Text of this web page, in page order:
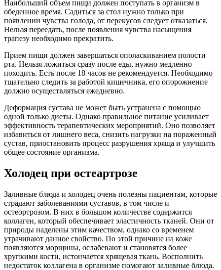
Наибольший объем пищи должен поступать в организм в
обеденное время. Садиться за стол нужно только при
появлении чувства голода, от перекусов следует отказаться.
Нельзя переедать, после появления чувства насыщения
трапезу необходимо прекратить.
Прием пищи должен завершаться ополаскиванием полости
рта. Нельзя ложиться сразу после еды, нужно медленно
походить. Есть после 18 часов не рекомендуется. Необходимо
тщательно следить за работой кишечника, его опорожнение
должно осуществляться ежедневно.
Деформация сустава не может быть устранена с помощью
одной только диеты. Однако правильное питание усиливает
эффективность терапевтических мероприятий. Оно позволяет
избавиться от лишнего веса, снизить нагрузки на пораженный
сустав, приостановить процесс разрушения хряща и улучшить
общее состояние организма.
Холодец при остеартрозе
Заливные блюда и холодец очень полезны пациентам, которые
страдают заболеваниями суставов, в том числе и
остеортрозом. В них в большом количестве содержится
коллаген, который обеспечивает эластичность тканей. Они от
природы наделены этим качеством, однако со временем
утрачивают данное свойство. По этой причине на коже
появляются морщины, ослабевают и становятся более
хрупкими кости, истончается хрящевая ткань. Восполнить
недостаток коллагена в организме помогают заливные блюда.